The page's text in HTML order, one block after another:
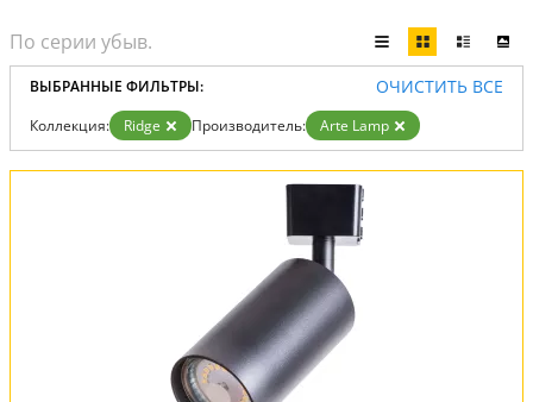
ВЫБРАННЫЕ ФИЛЬТРЫ: ОЧИСТИТЬ ВСЕ
Коллекция: Ridge Производитель: Arte Lamp